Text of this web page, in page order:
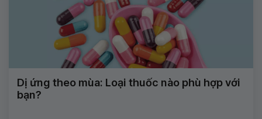
Dị ứng theo mùa: Loại thuốc nào phù hợp với
bạn?